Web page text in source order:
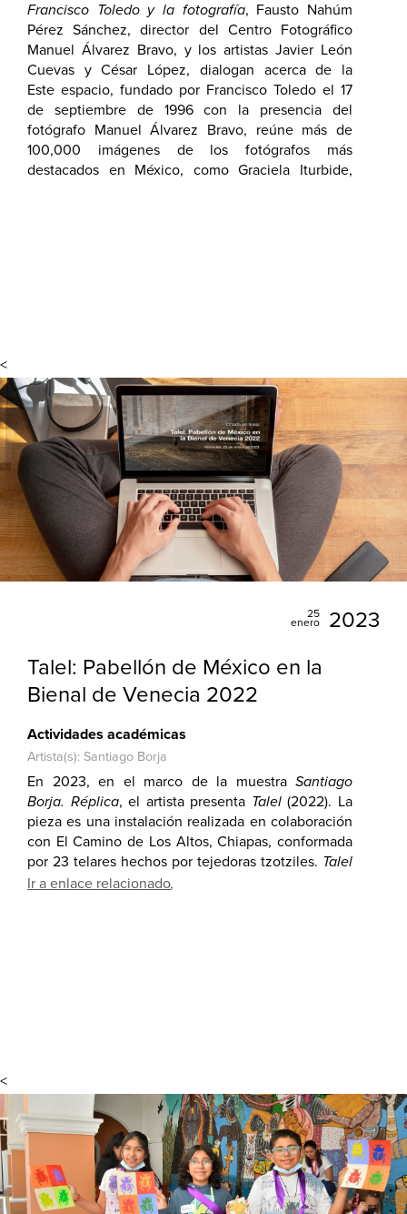
Francisco Toledo y la fotografía, Fausto Nahúm
Pérez Sánchez, director del Centro Fotográfico
Manuel Álvarez Bravo, y los artistas Javier León
Cuevas y César López, dialogan acerca de la
trayectoria del CFMAB.
Este espacio, fundado por Francisco Toledo el 17
de septiembre de 1996 con la presencia del
fotógrafo Manuel Álvarez Bravo, reúne más de
100,000 imágenes de los fotógrafos más
destacados en México, como Graciela Iturbide,
<
25
enero
2023
Talel: Pabellón de México en la
Bienal de Venecia 2022
Actividades académicas
Artista(s): Santiago Borja
En 2023, en el marco de la muestra Santiago
Borja. Réplica, el artista presenta Talel(2022). La
pieza es una instalación realizada en colaboración
con El Camino de Los Altos, Chiapas, conformada
por 23 telares hechos por tejedoras tzotziles. Talel
significa modo de ser, carácter, personalidad,
Ir a enlace relacionado
<